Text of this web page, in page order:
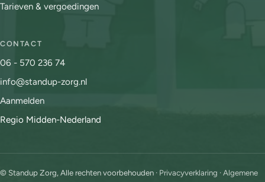
Tarieven & vergoedingen
CONTACT
06 - 570 236 74
info@standup-zorg.nl
Aanmelden
Regio Midden-Nederland
© Standup Zorg, Alle rechten voorbehouden · Privacyverklaring ·Algemene